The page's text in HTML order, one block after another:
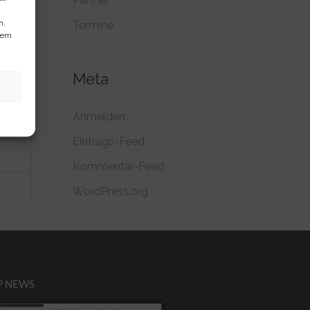
Termine
Meta
Anmelden
Eintrags-Feed
Kommentar-Feed
WordPress.org
NEWS